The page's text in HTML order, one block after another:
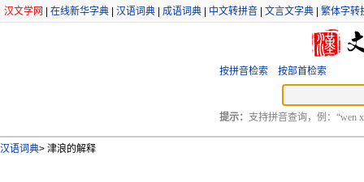
汉文学网 在线新华字典 汉语词典 成语词典 中文转拼音 文言文字典 繁体字转
按拼音检索 按部首检索
提示： 支持拼音查询，例：“wen
汉语词典> 津浪的解释